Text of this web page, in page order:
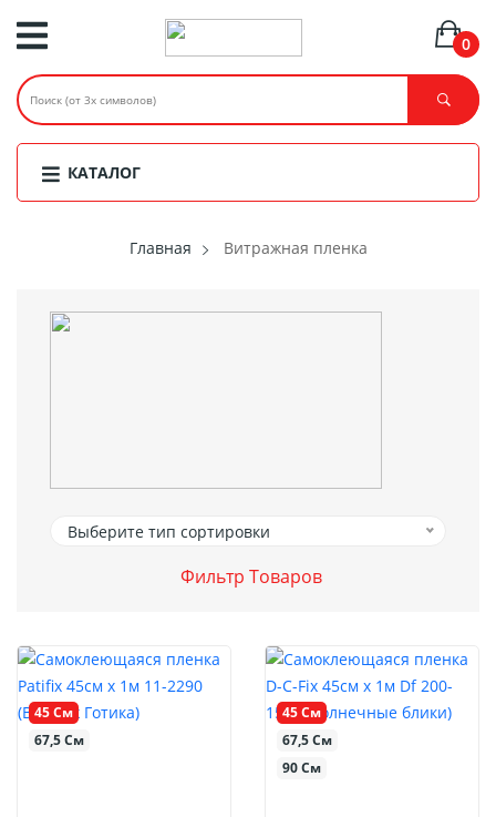
0
КАТАЛОГ
Главная Витражная пленка
Выберите тип сортировки
Фильтр Товаров
45 См
67,5 См
45 См
67,5 См
90 См